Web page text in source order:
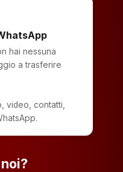
hai nessuna
a trasferire
video, contatti,